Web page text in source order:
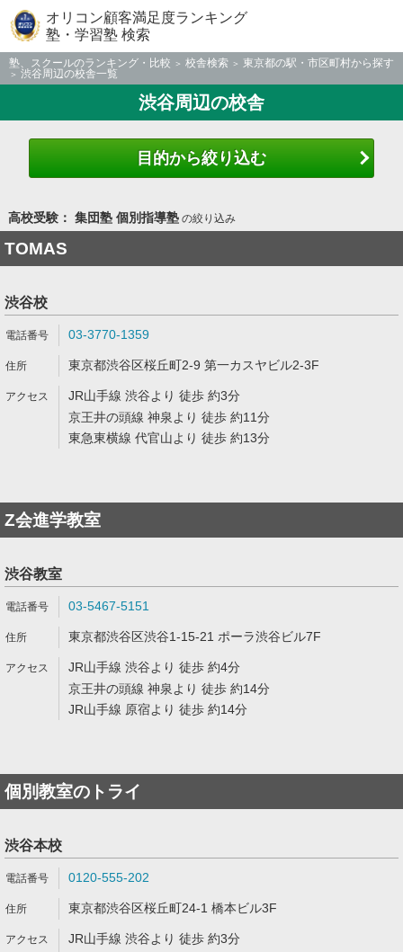
オリコン顧客満足度ランキング
塾・学習塾 検索
塾、スクールのランキング・比較 校舎検索
東京都の駅・市区町村から探す
渋谷周辺の校舎一覧
渋谷周辺の校舎
目的から絞り込む
高校受験： 集団塾 個別指導塾の絞り込み
TOMAS
渋谷校
03-3770-1359
東京都渋谷区桜丘町2-9 第一カスヤビル2-3F
JR山手線 渋谷より 徒歩 約3分
京王井の頭線 神泉より 徒歩 約11分
東急東横線 代官山より 徒歩 約13分
Z会進学教室
渋谷教室
03-5467-5151
東京都渋谷区渋谷1-15-21 ポーラ渋谷ビル7F
JR山手線 渋谷より 徒歩 約4分
京王井の頭線 神泉より 徒歩 約14分
JR山手線 原宿より 徒歩 約14分
個別教室のトライ
渋谷本校
0120-555-202
東京都渋谷区桜丘町24-1 橋本ビル3F
JR山手線 渋谷より 徒歩 約3分